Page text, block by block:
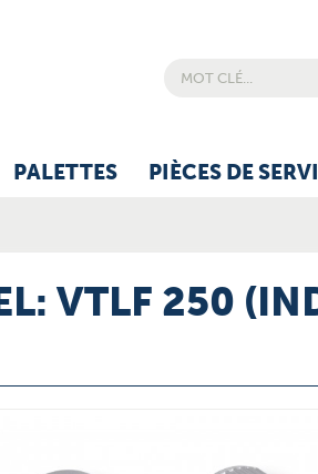
PALETTES PIÈCES DE
VTLF 250